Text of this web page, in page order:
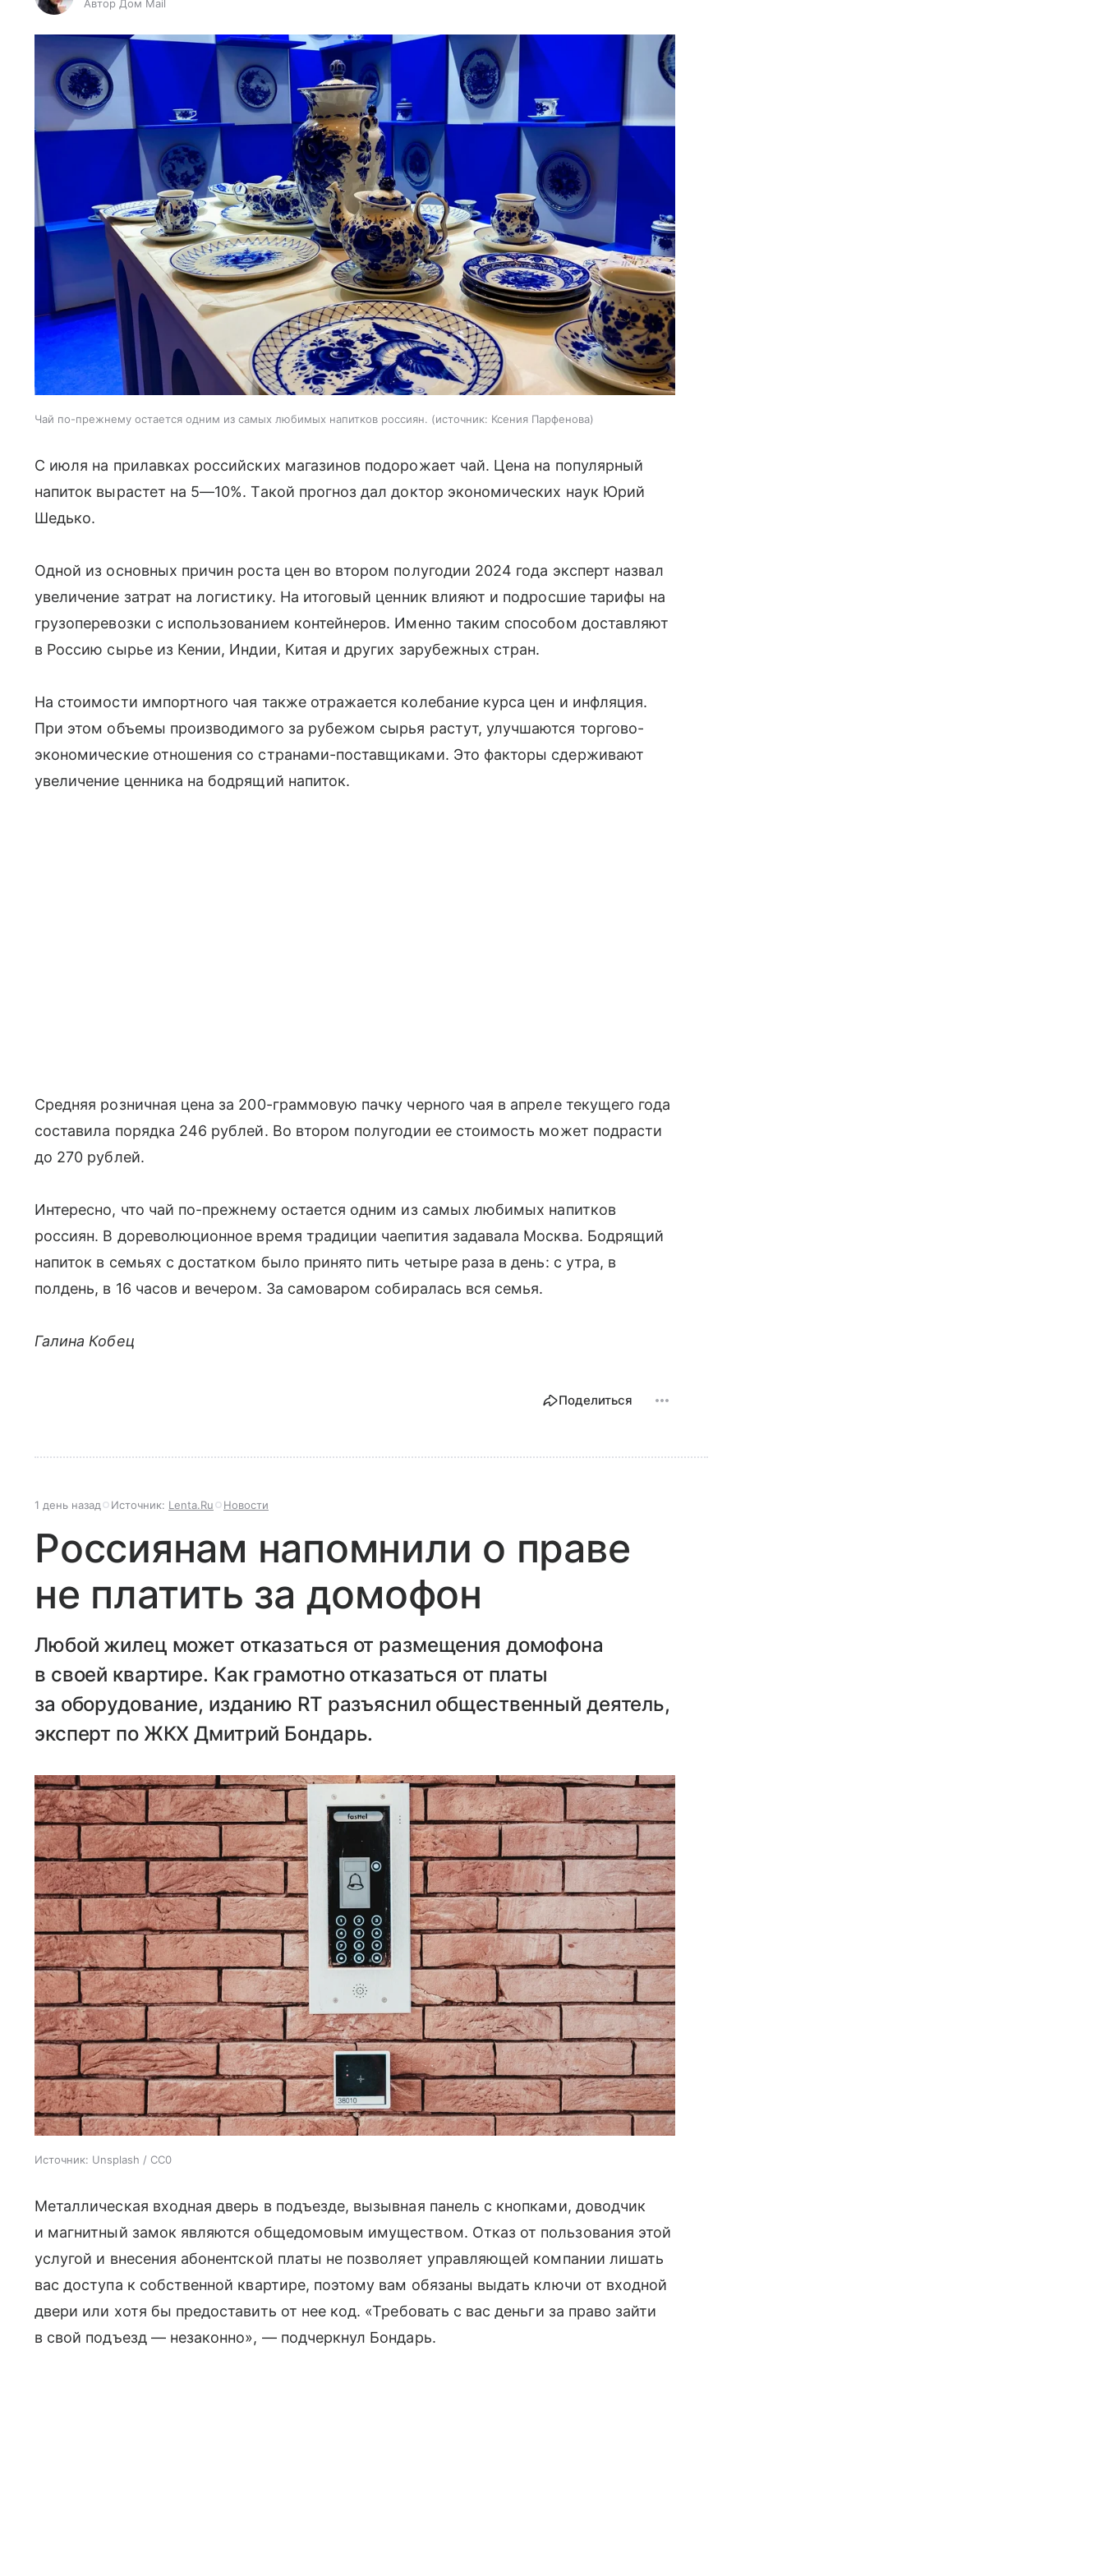
Автор Дом Mail
Чай по-прежнему остается одним из самых любимых напитков россиян. источник: Ксения Парфенова
С июля на прилавках российских магазинов подорожает чай. Цена на популярный
напиток вырастет на 5—10%. Такой прогноз дал доктор экономических наук Юрий
Шедько.
Одной из основных причин роста цен во втором полугодии 2024 года эксперт назвал
увеличение затрат на логистику. На итоговый ценник влияют и подросшие тарифы на
грузоперевозки с использованием контейнеров. Именно таким способом доставляют
в Россию сырье из Кении, Индии, Китая и других зарубежных стран.
На стоимости импортного чая также отражается колебание курса цен и инфляция.
При этом объемы производимого за рубежом сырья растут, улучшаются торгово-
экономические отношения со странами-поставщиками. Это факторы сдерживают
увеличение ценника на бодрящий напиток.
Средняя розничная цена за 200-граммовую пачку черного чая в апреле текущего года
составила порядка 246 рублей. Во втором полугодии ее стоимость может подрасти
до 270 рублей.
Интересно, что чай по-прежнему остается одним из самых любимых напитков
россиян. В дореволюционное время традиции чаепития задавала Москва. Бодрящий
напиток в семьях с достатком было принято пить четыре раза в день: с утра, в
полдень, в 16 часов и вечером. За самоваром собиралась вся семья.
Галина Кобец
Поделиться
1 день назад Источник: Lenta.Ru Новости
Россиянам напомнили о праве
не платить за домофон
Любой жилец может отказаться от размещения домофона
в своей квартире. Как грамотно отказаться от платы
за оборудование, изданию RT разъяснил общественный деятель,
эксперт по ЖКХ Дмитрий Бондарь.
Источник: Unsplash / CC0
Металлическая входная дверь в подъезде, вызывная панель с кнопками, доводчик
и магнитный замок являются общедомовым имуществом. Отказ от пользования этой
услугой и внесения абонентской платы не позволяет управляющей компании лишать
вас доступа к собственной квартире, поэтому вам обязаны выдать ключи от входной
двери или хотя бы предоставить от нее код. «Требовать с вас деньги за право зайти
в свой подъезд — незаконно», — подчеркнул Бондарь.